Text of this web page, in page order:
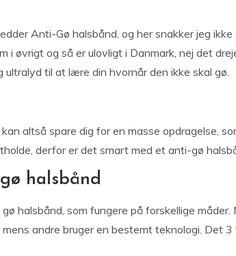
Anti-Gø halsbånd, og her snakker jeg
i øvrigt og så er ulovligt i Danmark, nej det
ultralyd til at lære din hvornår den ikke skal gø.
altså spare dig for en masse opdragelse,
derfor er det smart med et anti-gø
halsbånd
halsbånd, som fungere på forskellige måder.
andre bruger en bestemt teknologi. Det